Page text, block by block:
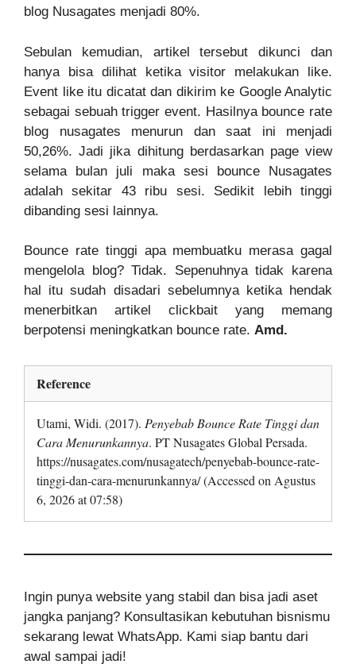
blog Nusagates menjadi 80%.
Sebulan kemudian, artikel tersebut dikunci dan
hanya bisa dilihat ketika visitor melakukan like.
Event like itu dicatat dan dikirim ke Google Analytic
sebagai sebuah trigger event. Hasilnya bounce rate
blog nusagates menurun dan saat ini menjadi
50,26%. Jadi jika dihitung berdasarkan page view
selama bulan juli maka sesi bounce Nusagates
adalah sekitar 43 ribu sesi. Sedikit lebih tinggi
dibanding sesi lainnya.
Bounce rate tinggi apa membuatku merasa gagal
mengelola blog? Tidak. Sepenuhnya tidak karena
hal itu sudah disadari sebelumnya ketika hendak
menerbitkan artikel clickbait yang memang
berpotensi meningkatkan bounce rate. Amd.
Reference
Utami, Widi. (2017). Penyebab Bounce Rate Tinggi dan
Cara Menurunkannya. PT Nusagates Global Persada.
https://nusagates.com/nusagatech/penyebab-bounce-rate-
tinggi-dan-cara-menurunkannya/ (Accessed on Agustus
6, 2026 at 07:58)
Ingin punya website yang stabil dan bisa jadi aset
jangka panjang? Konsultasikan kebutuhan bisnismu
sekarang lewat WhatsApp. Kami siap bantu dari
awal sampai jadi!